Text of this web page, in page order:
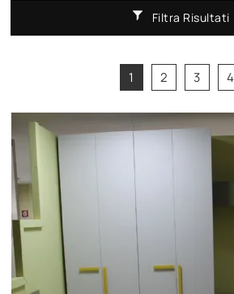
Filtra Risultati
1 2 3 4